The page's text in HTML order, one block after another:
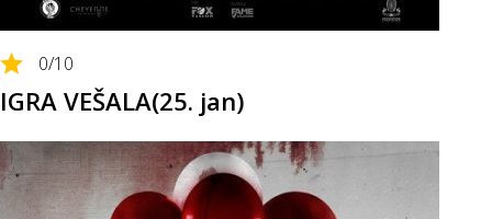
0/10
IGRA VEŠALA(25. jan)